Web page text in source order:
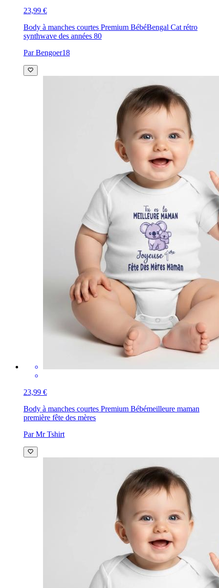
23,99 €
Body à manches courtes Premium BébéBengal Cat rétro
synthwave des années 80
Par Bengoer18
23,99 €
Body à manches courtes Premium Bébémeilleure maman
première fête des mères
Par Mr Tshirt